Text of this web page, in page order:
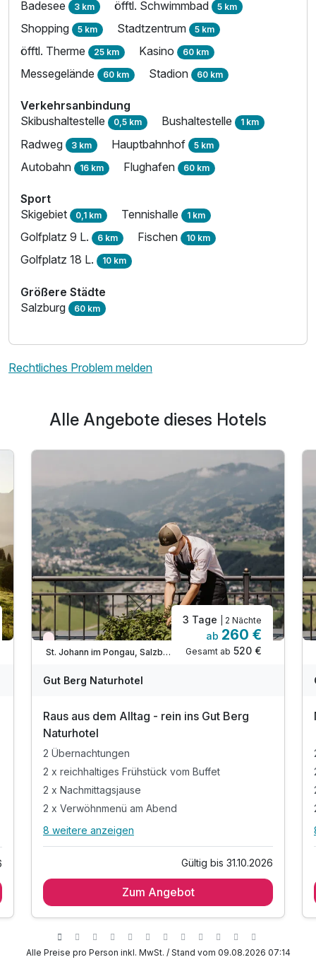
Für 8 Tage p.P. ab
Badesee 3 km öfftl. Schwimmbad 5 km
Shopping 5 km Stadtzentrum 5 km
öfftl. Therme 25 km Kasino 60 km
Messegelände 60 km Stadion 60 km
Verkehrsanbindung
Skibushaltestelle 0,5 km Bushaltestelle 1 km
Radweg 3 km Hauptbahnhof 5 km
Autobahn 16 km Flughafen 60 km
Sport
Skigebiet 0,1 km Tennishalle 1 km
Golfplatz 9 L. 6 km Fischen 10 km
Golfplatz 18 L. 10 km
Größere Städte
Salzburg 60 km
Rechtliches Problem melden
Alle Angebote dieses Hotels
Wieder frei ab September
St. Johann im Pongau, Salzburger Sportwelt
3 Tage | 2 Nächte
ab 260 €
Gesamt ab 520 €
Gut Berg Naturhotel
Raus aus dem Alltag - rein ins Gut Berg
Naturhotel
2 Übernachtungen
2 x reichhaltiges Frühstück vom Buffet
2 x Nachmittagsjause
2 x Verwöhnmenü am Abend
Alle Inklusivleistungen
2 x reichhaltiges Frühstück vom Buffet
Begrüßungsgetränk bei Anreise
8 weitere anzeigen
Gültig bis 31.10.2026
Zum Angebot
Alle Preise pro Person inkl. MwSt. / Stand vom 09.08.2026 07:14